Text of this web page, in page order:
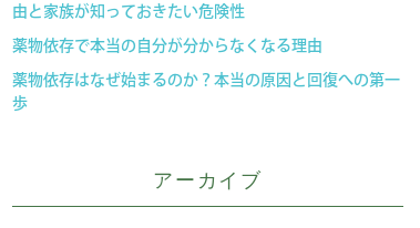
由と家族が知っておきたい危険性
薬物依存で本当の自分が分からなくなる理由
薬物依存はなぜ始まるのか？本当の原因と回復への第一
歩
アーカイブ